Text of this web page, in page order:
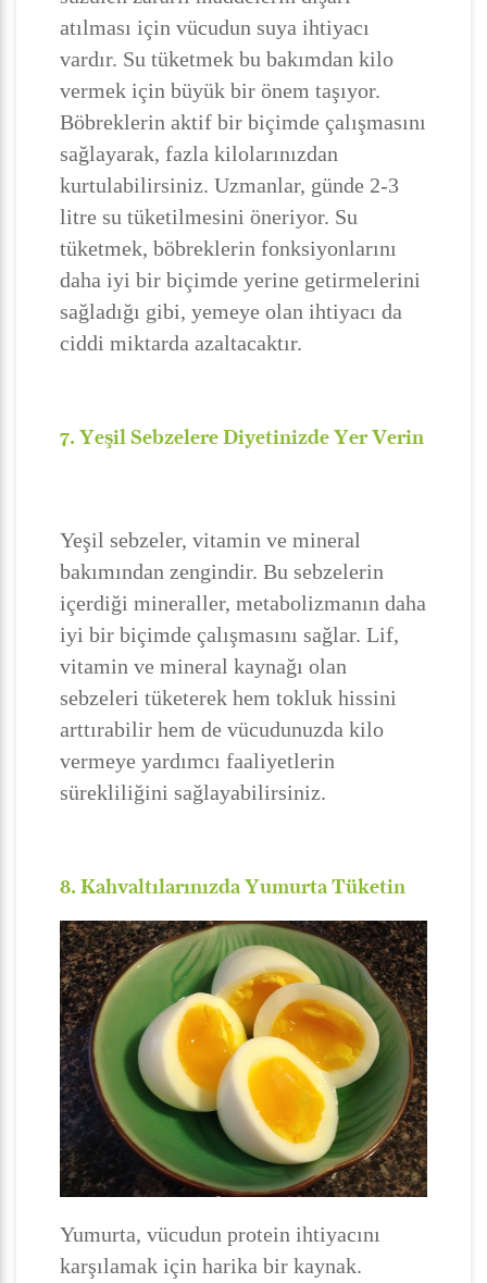
atılması için vücudun suya ihtiyacı
vardır. Su tüketmek bu bakımdan kilo
vermek için büyük bir önem taşıyor.
Böbreklerin aktif bir biçimde çalışmasını
sağlayarak, fazla kilolarınızdan
kurtulabilirsiniz. Uzmanlar, günde 2-3
litre su tüketilmesini öneriyor. Su
tüketmek, böbreklerin fonksiyonlarını
daha iyi bir biçimde yerine getirmelerini
sağladığı gibi, yemeye olan ihtiyacı da
ciddi miktarda azaltacaktır.
7. Yeşil Sebzelere Diyetinizde Yer Verin
Yeşil sebzeler, vitamin ve mineral
bakımından zengindir. Bu sebzelerin
içerdiği mineraller, metabolizmanın daha
iyi bir biçimde çalışmasını sağlar. Lif,
vitamin ve mineral kaynağı olan
sebzeleri tüketerek hem tokluk hissini
arttırabilir hem de vücudunuzda kilo
vermeye yardımcı faaliyetlerin
sürekliliğini sağlayabilirsiniz.
8. Kahvaltılarınızda Yumurta Tüketin
Yumurta, vücudun protein ihtiyacını
karşılamak için harika bir kaynak.